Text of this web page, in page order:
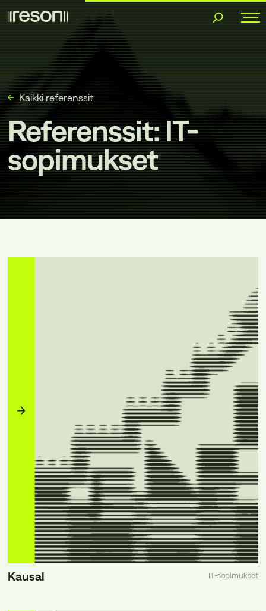
Siirry
sisältöön
Kaikki referenssit
Referenssit: IT-
sopimukset
Kausal IT-sopimukset